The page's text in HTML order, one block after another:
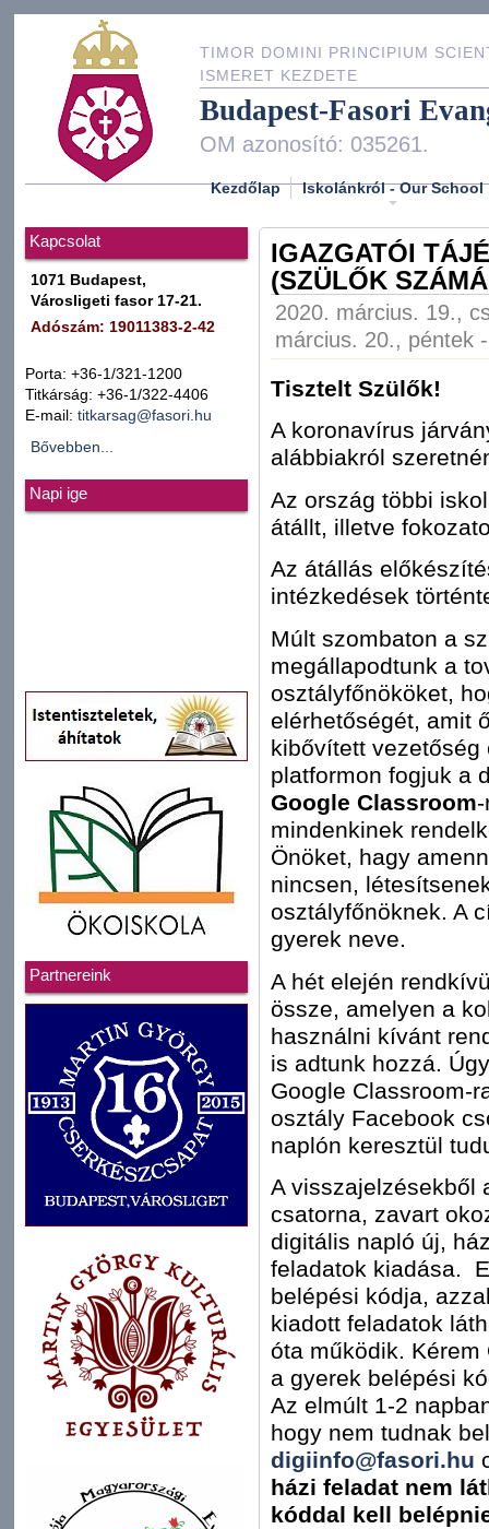
TIMOR DOMINI PRINCIPIUM
ISMERET KEZDETE
Budapest-Fasori
OM azonosító: 035261.
Kezdőlap Iskolánkról - Our School
Kapcsolat
1071 Budapest,
Városligeti fasor 17-21.
Adószám: 19011383-2-42
Porta: +36-1/321-1200
Titkárság: +36-1/322-4406
E-mail: titkarsag@fasori.hu
Bővebben...
Napi ige
Partnereink
IGAZGATÓI
(SZÜLŐK
2020. március. 19.,
március. 20., péntek
Tisztelt Szülők!
A koronavírus
alábbiakról
Az ország többi
átállt, illetve
Az átállás
intézkedések
Múlt szombaton a
megállapodtunk a
osztályfőnököket,
elérhetőségét, amit
kibővített
platformon fogjuk a
Google Classroom
mindenkinek
Önöket, hagy
nincsen,
osztályfőnöknek. A
gyerek neve.
A hét elején
össze, amelyen a
használni kívánt
is adtunk hozzá.
Google Classroom-
osztály Facebook
naplón keresztül
A visszajelzésekből
csatorna, zavart
digitális napló új,
feladatok kiadása.
belépési kódja,
kiadott feladatok
óta működik.
a gyerek belépési
Az elmúlt 1-2
hogy nem tudnak
digiinfo@fasori.hu
házi feladat nem
kóddal kell